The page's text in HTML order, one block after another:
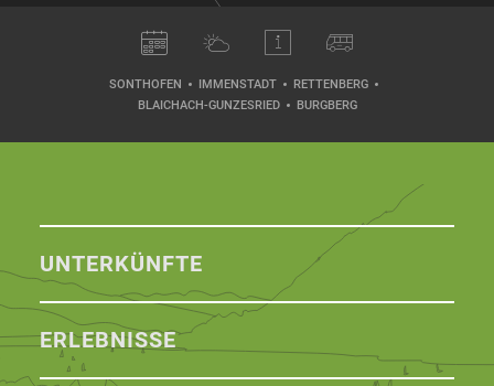
SONTHOFEN IMMENSTADT
RETTENBERG
BLAICHACH-GUNZESRIED
BURGBERG
UNTERKÜNFTE
ERLEBNISSE